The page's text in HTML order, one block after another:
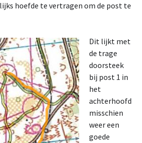
hoefde te vertragen om de post te
Dit lijkt met
de trage
doorsteek
bij post 1 in
het
achterhoofd
misschien
weer een
goede